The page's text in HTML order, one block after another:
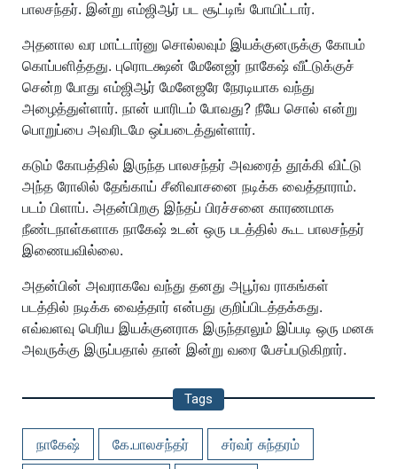
பாலசந்தர். இன்று எம்ஜிஆர் பட சூட்டிங் போயிட்டார்.
அதனால வர மாட்டார்னு சொல்லவும் இயக்குனருக்கு கோபம்
கொப்பளித்தது. புரொடக்ஷன் மேனேஜர் நாகேஷ் வீட்டுக்குச்
சென்ற போது எம்ஜிஆர் மேனேஜரே நேரடியாக வந்து
அழைத்துள்ளார். நான் யாரிடம் போவது? நீயே சொல் என்று
பொறுப்பை அவரிடமே ஒப்படைத்துள்ளார்.
கடும் கோபத்தில் இருந்த பாலசந்தர் அவரைத் தூக்கி விட்டு
அந்த ரோலில் தேங்காய் சீனிவாசனை நடிக்க வைத்தாராம்.
படம் பிளாப். அதன்பிறகு இந்தப் பிரச்சனை காரணமாக
நீண்டநாள்களாக நாகேஷ் உடன் ஒரு படத்தில் கூட பாலசந்தர்
இணையவில்லை.
அதன்பின் அவராகவே வந்து தனது அபூர்வ ராகங்கள்
படத்தில் நடிக்க வைத்தார் என்பது குறிப்பிடத்தக்கது.
எவ்வளவு பெரிய இயக்குனராக இருந்தாலும் இப்படி ஒரு மனசு
அவருக்கு இருப்பதால் தான் இன்று வரை பேசப்படுகிறார்.
Tags
நாகேஷ் கே.பாலசந்தர்
சர்வர் சுந்தரம்